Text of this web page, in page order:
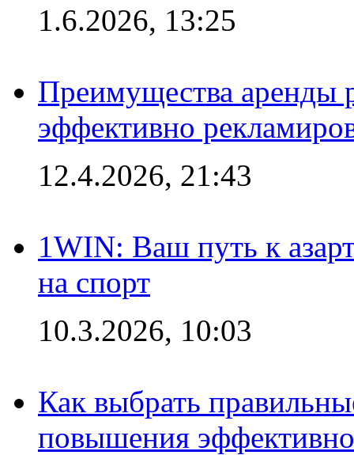
1.6.2026, 13:25
Преимущества аренды
эффективно
12.4.2026, 21:43
1WIN: Ваш путь к
на спорт
10.3.2026, 10:03
Как выбрать
повышения